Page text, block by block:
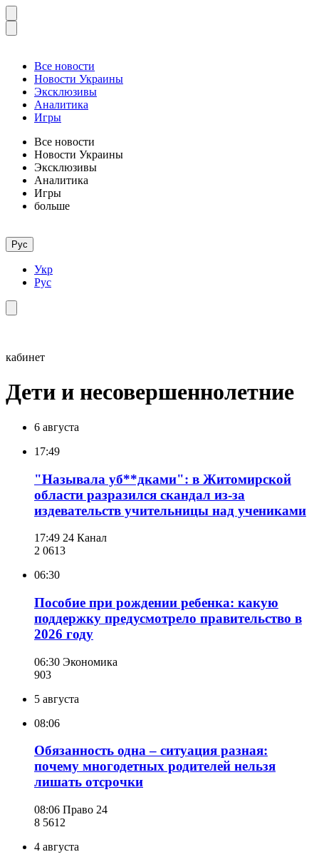
Все новости
Новости Украины
Эксклюзивы
Аналитика
Игры
Все новости
Новости Украины
Эксклюзивы
Аналитика
Игры
больше
Рус
Укр
Рус
кабинет
Дети и несовершеннолетние
6 августа
17:49
"Называла уб**дками": в Житомирской
области разразился скандал из-за
издевательств учительницы над учениками
17:49 24 Канал
2 0613
06:30
Пособие при рождении ребенка: какую
поддержку предусмотрело правительство в
2026 году
06:30 Экономика
903
5 августа
08:06
Обязанность одна – ситуация разная:
почему многодетных родителей нельзя
лишать отсрочки
08:06 Право 24
8 561 2
4 августа